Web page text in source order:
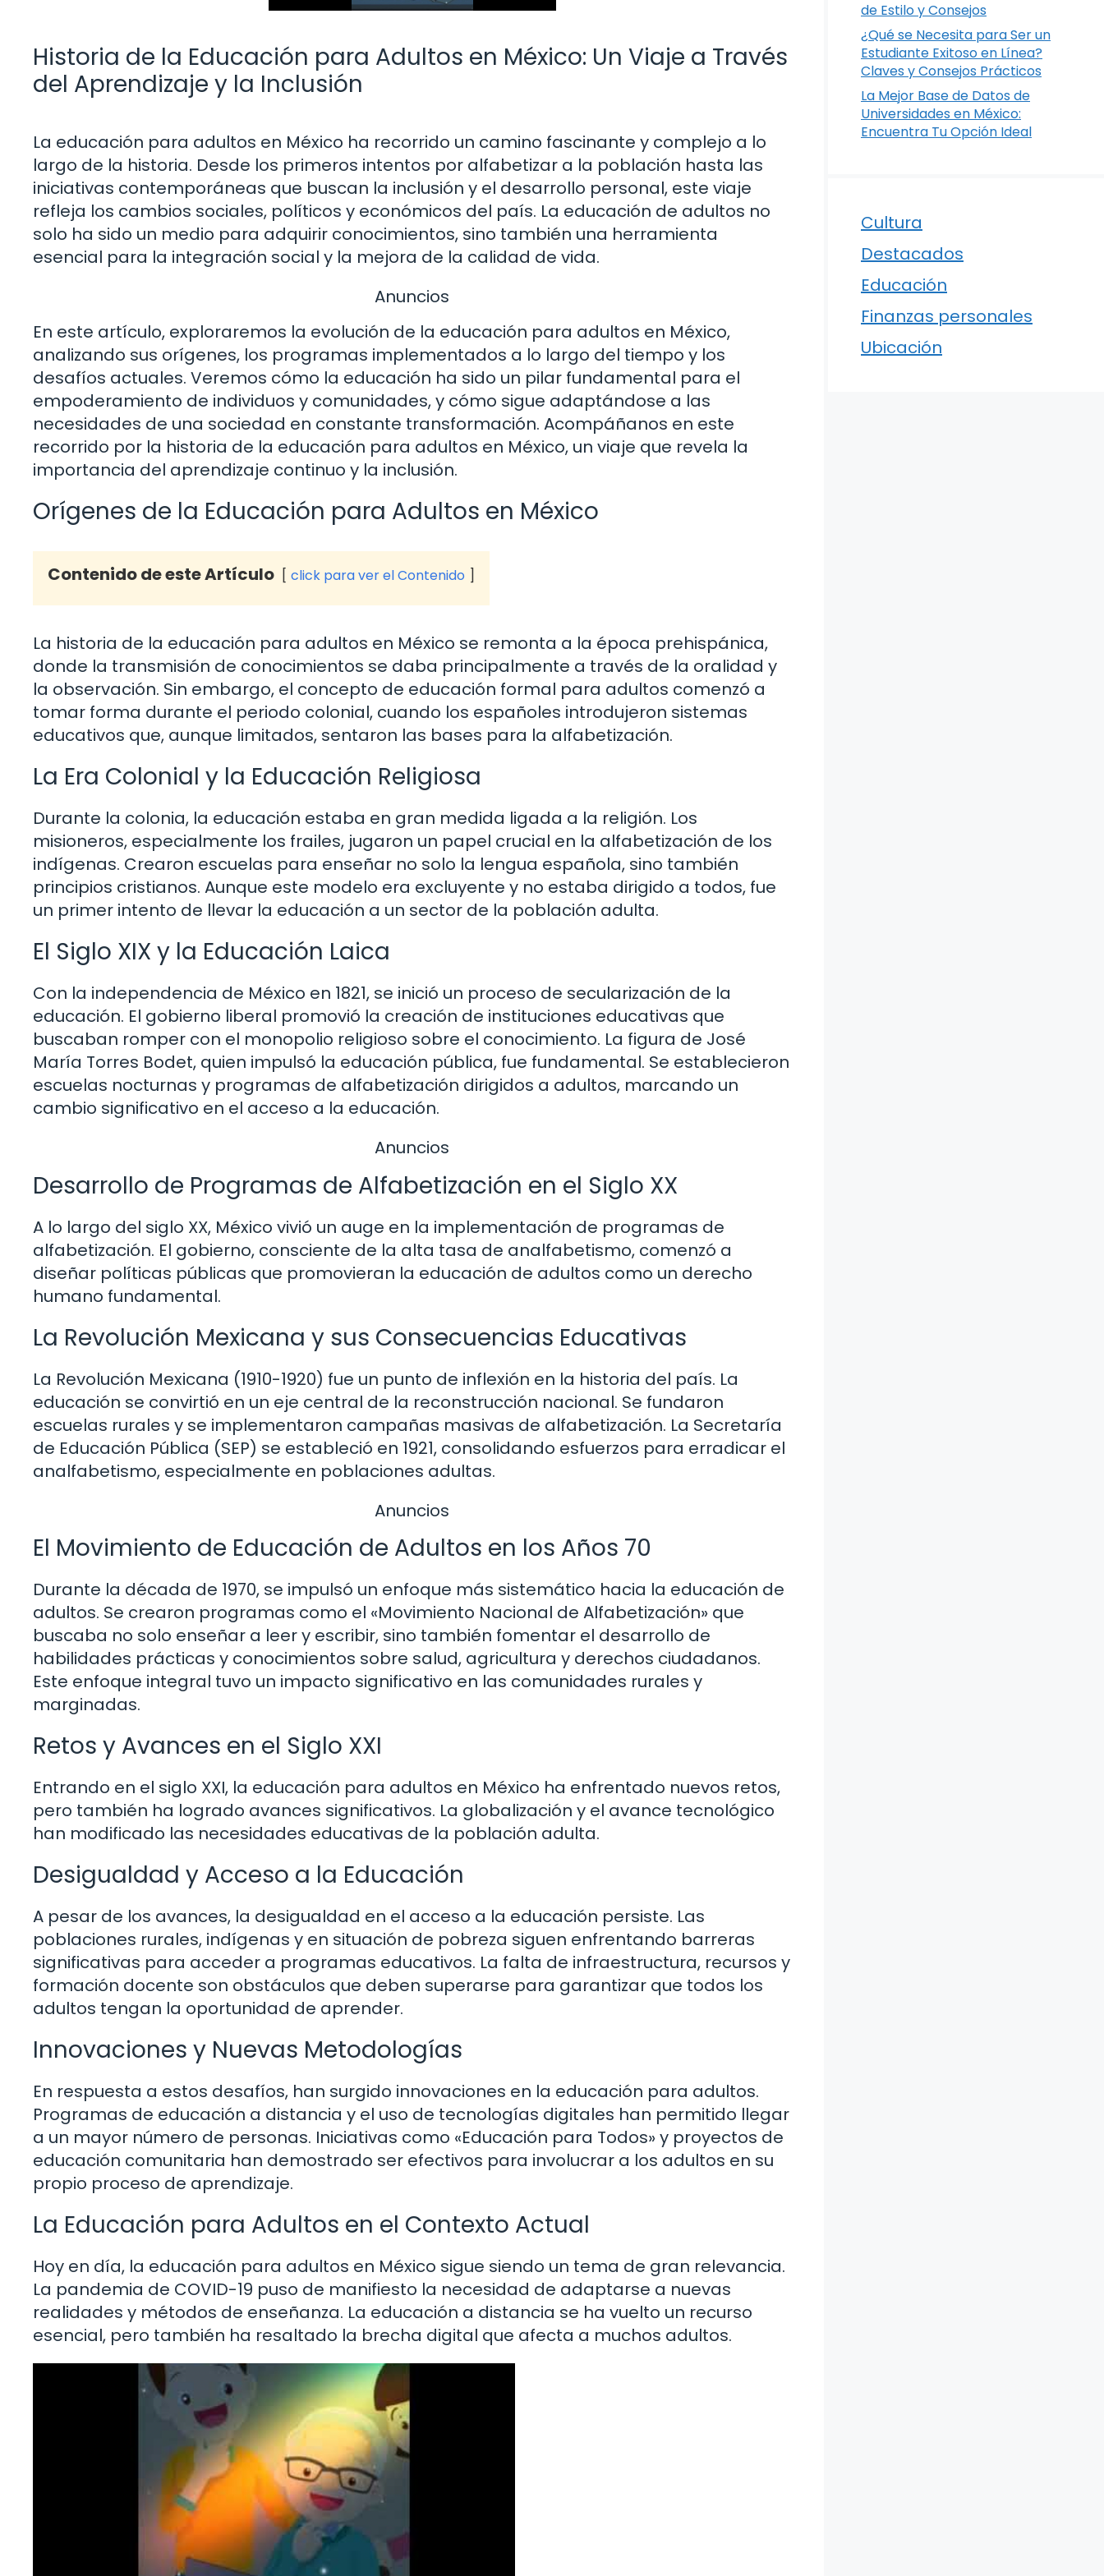
Historia de la Educación para Adultos en México: Un Viaje a Través
del Aprendizaje y la Inclusión
La educación para adultos en México ha recorrido un camino fascinante y complejo a lo
largo de la historia. Desde los primeros intentos por alfabetizar a la población hasta las
iniciativas contemporáneas que buscan la inclusión y el desarrollo personal, este viaje
refleja los cambios sociales, políticos y económicos del país. La educación de adultos no
solo ha sido un medio para adquirir conocimientos, sino también una herramienta
esencial para la integración social y la mejora de la calidad de vida.
Anuncios
En este artículo, exploraremos la evolución de la educación para adultos en México,
analizando sus orígenes, los programas implementados a lo largo del tiempo y los
desafíos actuales. Veremos cómo la educación ha sido un pilar fundamental para el
empoderamiento de individuos y comunidades, y cómo sigue adaptándose a las
necesidades de una sociedad en constante transformación. Acompáñanos en este
recorrido por la historia de la educación para adultos en México, un viaje que revela la
importancia del aprendizaje continuo y la inclusión.
Orígenes de la Educación para Adultos en México
Contenido de este Artículo click para ver el Contenido
La historia de la educación para adultos en México se remonta a la época prehispánica,
donde la transmisión de conocimientos se daba principalmente a través de la oralidad y
la observación. Sin embargo, el concepto de educación formal para adultos comenzó a
tomar forma durante el periodo colonial, cuando los españoles introdujeron sistemas
educativos que, aunque limitados, sentaron las bases para la alfabetización.
La Era Colonial y la Educación Religiosa
Durante la colonia, la educación estaba en gran medida ligada a la religión. Los
misioneros, especialmente los frailes, jugaron un papel crucial en la alfabetización de los
indígenas. Crearon escuelas para enseñar no solo la lengua española, sino también
principios cristianos. Aunque este modelo era excluyente y no estaba dirigido a todos, fue
un primer intento de llevar la educación a un sector de la población adulta.
El Siglo XIX y la Educación Laica
Con la independencia de México en 1821, se inició un proceso de secularización de la
educación. El gobierno liberal promovió la creación de instituciones educativas que
buscaban romper con el monopolio religioso sobre el conocimiento. La figura de José
María Torres Bodet, quien impulsó la educación pública, fue fundamental. Se establecieron
escuelas nocturnas y programas de alfabetización dirigidos a adultos, marcando un
cambio significativo en el acceso a la educación.
Anuncios
Desarrollo de Programas de Alfabetización en el Siglo XX
A lo largo del siglo XX, México vivió un auge en la implementación de programas de
alfabetización. El gobierno, consciente de la alta tasa de analfabetismo, comenzó a
diseñar políticas públicas que promovieran la educación de adultos como un derecho
humano fundamental.
La Revolución Mexicana y sus Consecuencias Educativas
La Revolución Mexicana (1910-1920) fue un punto de inflexión en la historia del país. La
educación se convirtió en un eje central de la reconstrucción nacional. Se fundaron
escuelas rurales y se implementaron campañas masivas de alfabetización. La Secretaría
de Educación Pública (SEP) se estableció en 1921, consolidando esfuerzos para erradicar el
analfabetismo, especialmente en poblaciones adultas.
Anuncios
El Movimiento de Educación de Adultos en los Años 70
Durante la década de 1970, se impulsó un enfoque más sistemático hacia la educación de
adultos. Se crearon programas como el «Movimiento Nacional de Alfabetización» que
buscaba no solo enseñar a leer y escribir, sino también fomentar el desarrollo de
habilidades prácticas y conocimientos sobre salud, agricultura y derechos ciudadanos.
Este enfoque integral tuvo un impacto significativo en las comunidades rurales y
marginadas.
Retos y Avances en el Siglo XXI
Entrando en el siglo XXI, la educación para adultos en México ha enfrentado nuevos retos,
pero también ha logrado avances significativos. La globalización y el avance tecnológico
han modificado las necesidades educativas de la población adulta.
Desigualdad y Acceso a la Educación
A pesar de los avances, la desigualdad en el acceso a la educación persiste. Las
poblaciones rurales, indígenas y en situación de pobreza siguen enfrentando barreras
significativas para acceder a programas educativos. La falta de infraestructura, recursos y
formación docente son obstáculos que deben superarse para garantizar que todos los
adultos tengan la oportunidad de aprender.
Innovaciones y Nuevas Metodologías
En respuesta a estos desafíos, han surgido innovaciones en la educación para adultos.
Programas de educación a distancia y el uso de tecnologías digitales han permitido llegar
a un mayor número de personas. Iniciativas como «Educación para Todos» y proyectos de
educación comunitaria han demostrado ser efectivos para involucrar a los adultos en su
propio proceso de aprendizaje.
La Educación para Adultos en el Contexto Actual
Hoy en día, la educación para adultos en México sigue siendo un tema de gran relevancia.
La pandemia de COVID-19 puso de manifiesto la necesidad de adaptarse a nuevas
realidades y métodos de enseñanza. La educación a distancia se ha vuelto un recurso
esencial, pero también ha resaltado la brecha digital que afecta a muchos adultos.
de Estilo y Consejos
¿Qué se Necesita para Ser un
Estudiante Exitoso en Línea?
Claves y Consejos Prácticos
La Mejor Base de Datos de
Universidades en México:
Encuentra Tu Opción Ideal
Cultura
Destacados
Educación
Finanzas personales
Ubicación